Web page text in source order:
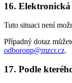
16.
Tuto situaci není
Případný dotaz
odboronp@mzcr.cz.
17. Podle